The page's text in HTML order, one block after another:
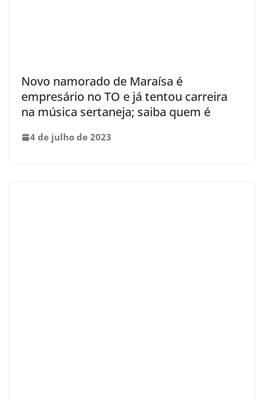
Novo namorado de Maraísa é
empresário no TO e já tentou carreira
na música sertaneja; saiba quem é
4 de julho de 2023